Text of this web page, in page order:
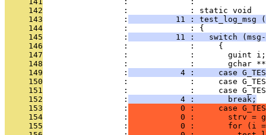
     142
                 :             : static void
     143
                 :
11 : test_log_msg
     144
                 :             : {
     145
                 :
11 :   switch
     146
                 :             :     {
     147
                 :             :       guint i;
     148
:             :       gchar
     149
                 :
4 :     case
     150
:             :     case
     151
:             :     case
     152
                 :
           4 :       break;
     153
                 :
0 :     case
     154
                 :
0 :       strv =
     155
                 :
0 :       for (i